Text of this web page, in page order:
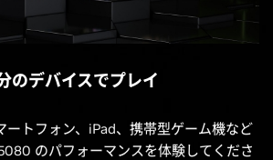
のデバイスでプレイ
ートフォン、iPad、携帯型ゲーム機など
のパフォーマンスを体験してくださ